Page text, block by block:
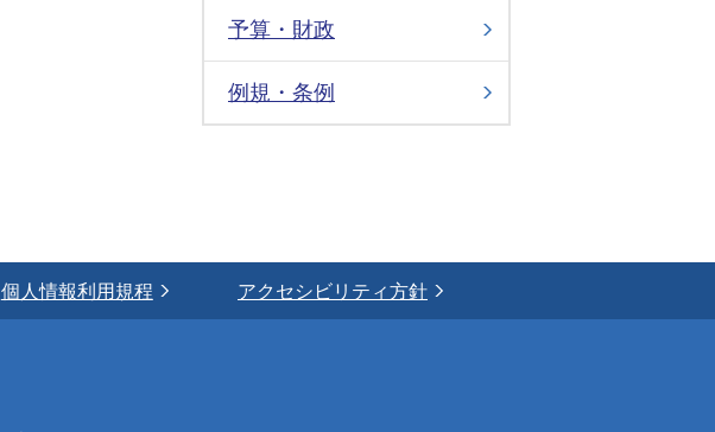
予算・財政
例規・条例
個人情報利用規程 アクセシビリティ方針